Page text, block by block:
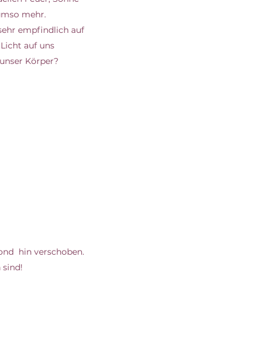
mehr.
empfindlich auf
auf uns
Körper?
hin verschoben.
sind!